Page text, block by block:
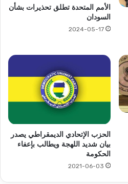
الأمم المتحدة تطلق تحذيرات بشأن
السودان
2024-05-17
الحزب الإتحادي الديمقراطي يصدر
بيان شديد اللهجة ويطالب بإعفاء
الحكومة
2021-06-03